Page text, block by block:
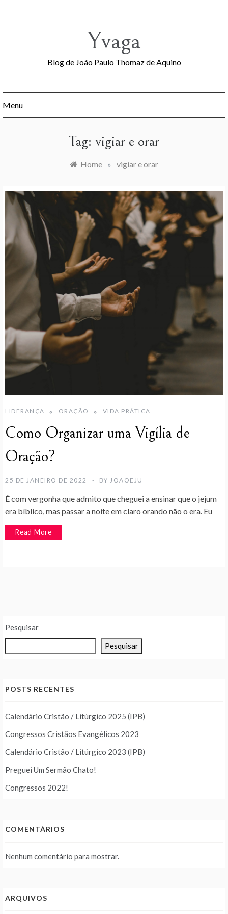
Yvaga
Blog de João Paulo Thomaz de Aquino
Menu
Tag: vigiar e orar
Home » vigiar e orar
LIDERANÇA ORAÇÃO VIDA PRÁTICA
Como Organizar uma Vigília de
Oração?
25 DE JANEIRO DE 2022 BY JOAOEJU
É com vergonha que admito que cheguei a ensinar que o jejum
era bíblico, mas passar a noite em claro orando não o era. Eu
Read More
Pesquisar
Pesquisar
POSTS RECENTES
Calendário Cristão / Litúrgico 2025 (IPB)
Congressos Cristãos Evangélicos 2023
Calendário Cristão / Litúrgico 2023 (IPB)
Preguei Um Sermão Chato!
Congressos 2022!
COMENTÁRIOS
Nenhum comentário para mostrar.
ARQUIVOS